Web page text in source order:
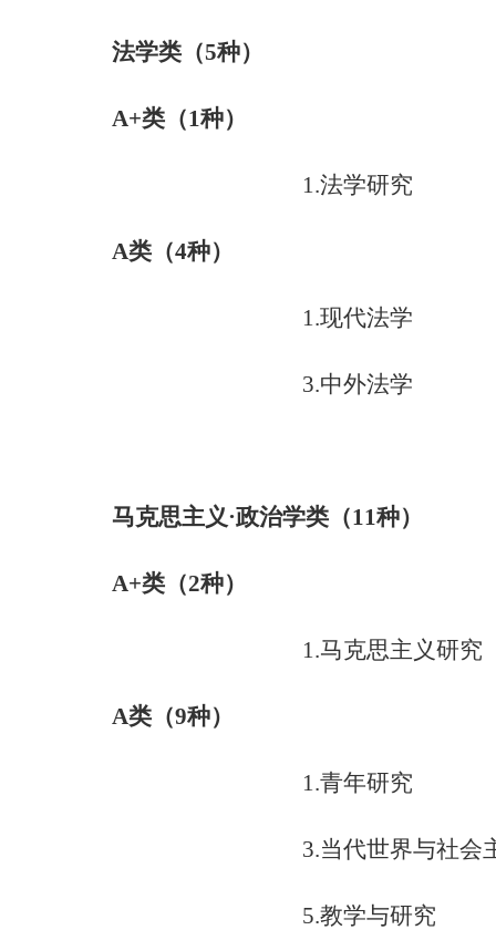
法学类 （5种）
A+类（1种）
1.法学研究
A类（4种）
1.现代法学
3.中外法学
马克思主义·政治学类（11种）
A+类（2种）
1.马克思主义研究
A类（9种）
1.青年研究
3.当代世界与社会
5.教学与研究